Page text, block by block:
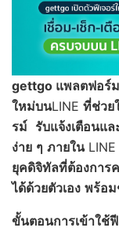
gettgo แพลตฟอร์
ใหม่บนLINE ที่ช่วย
รม์ รับแจ้งเตือนแล
ง่าย ๆ ภายในLINE
ยุคดิจิทัลที่ต้องการ
ได้ด้วยตัวเอง พร้อ
ขั้นตอนการเข้าใช้